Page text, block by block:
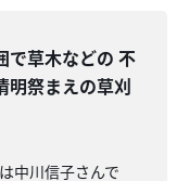
で草木などの 不
祭まえの草刈
中川信子さんで